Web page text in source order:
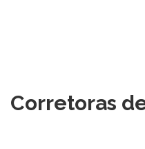
Corretoras